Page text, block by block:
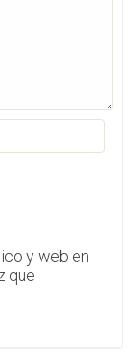
y web en
que